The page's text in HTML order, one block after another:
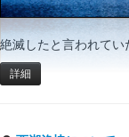
絶滅したと言われてい
詳細